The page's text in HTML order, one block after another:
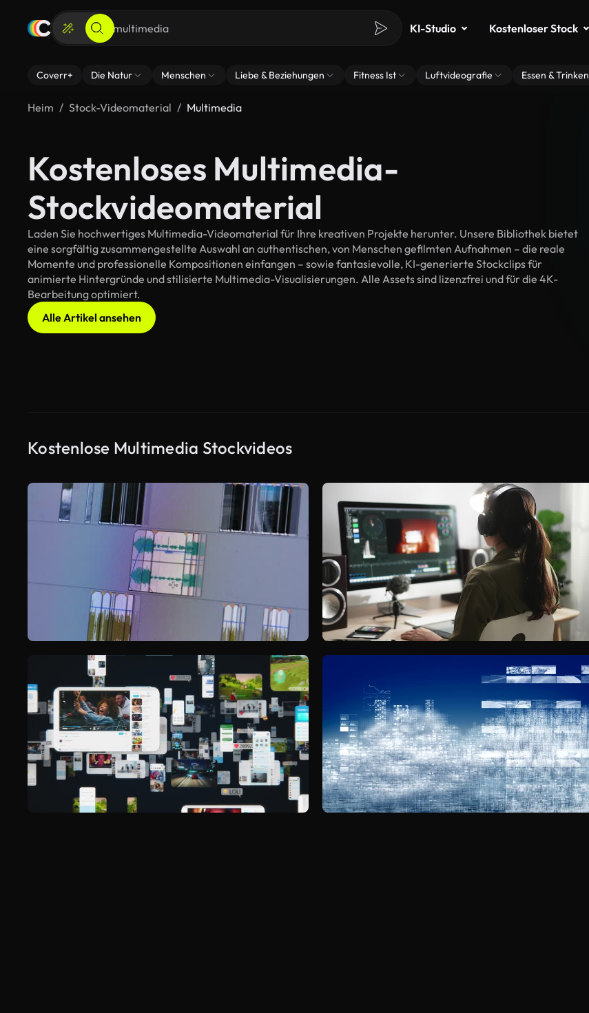
KI-Studio Kostenloser Stock
Coverr+ Die Natur Menschen Liebe & Beziehungen Fitness Ist Luftvideografie Essen & Trinken
Heim Stock-Videomaterial Multimedia
Kostenloses Multimedia-
Stockvideomaterial
Laden Sie hochwertiges Multimedia-Videomaterial für Ihre kreativen Projekte herunter. Unsere Bibliothek bietet
eine sorgfältig zusammengestellte Auswahl an authentischen, von Menschen gefilmten Aufnahmen – die reale
Momente und professionelle Kompositionen einfangen – sowie fantasievolle, KI-generierte Stockclips für
animierte Hintergründe und stilisierte Multimedia-Visualisierungen. Alle Assets sind lizenzfrei und für die 4K-
Bearbeitung optimiert.
Alle Artikel ansehen
Kostenlose Multimedia Stockvideos